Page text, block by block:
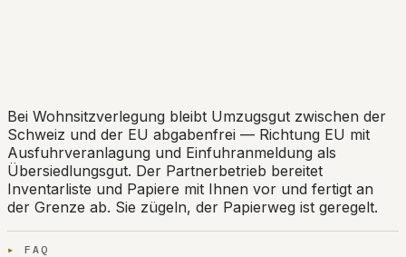
Bei Wohnsitzverlegung bleibt Umzugsgut zwischen der
Schweiz und der EU abgabenfrei — Richtung EU mit
Ausfuhrveranlagung und Einfuhranmeldung als
Übersiedlungsgut. Der Partnerbetrieb bereitet
Inventarliste und Papiere mit Ihnen vor und fertigt an
der Grenze ab. Sie zügeln, der Papierweg ist geregelt.
FAQ